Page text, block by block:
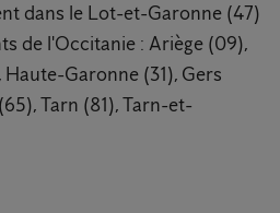
dans le Lot-et-Garonne (47)
de l'Occitanie : Ariège (09),
Haute-Garonne (31), Gers
Tarn (81), Tarn-et-